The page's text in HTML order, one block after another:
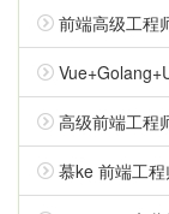
前端高级工程
高级前端工程
慕ke 前端工程